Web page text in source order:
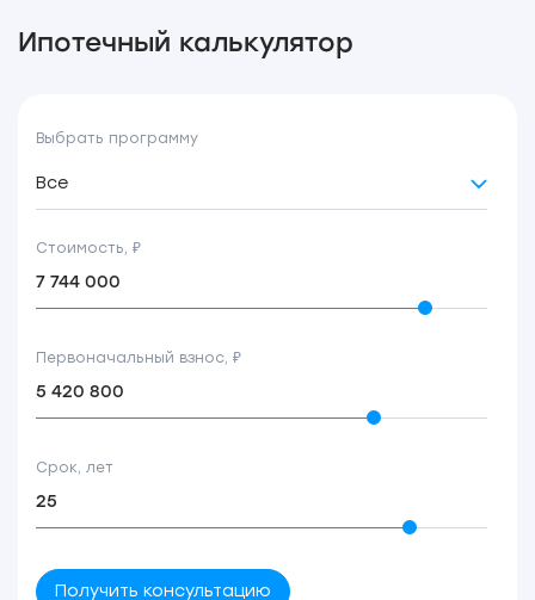
Ипотечный калькулятор
Выбрать программу
Все
Стоимость, ₽
Первоначальный взнос, ₽
Срок, лет
Получить консультацию